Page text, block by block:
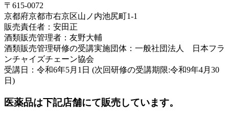
〒615-0072
京都府京都市右京区山ノ内池尻町1-1
販売責任者：安田正
酒類販売管理者：友野大輔
酒類販売管理研修の受講実施団体：一般社団法人 日本フラ
ンチャイズチェーン協会
受講日：令和6年5月1日 (次回研修の受講期限:令和9年4月30
日)
医薬品は下記店舗にて販売しています。